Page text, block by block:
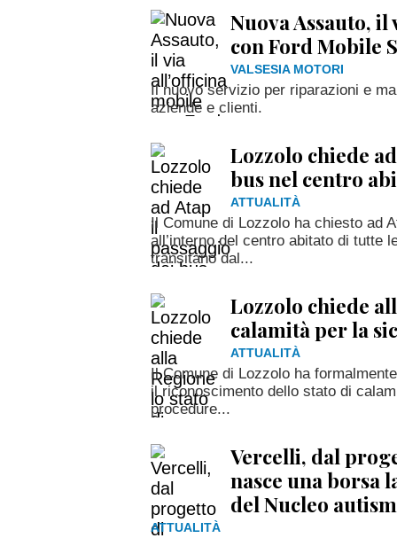
Nuova Assauto,
con Ford Mobile
VALSESIA MOTORI
Il nuovo servizio per riparazioni e
aziende e clienti.
Lozzolo chiede
bus nel centro
ATTUALITÀ
Il Comune di Lozzolo ha chiesto ad
all’interno del centro abitato di tutte
transitano dal...
Lozzolo chiede
calamità per la
ATTUALITÀ
Il Comune di Lozzolo ha
il riconoscimento dello stato di
procedure...
Vercelli, dal
nasce una borsa
del Nucleo
ATTUALITÀ